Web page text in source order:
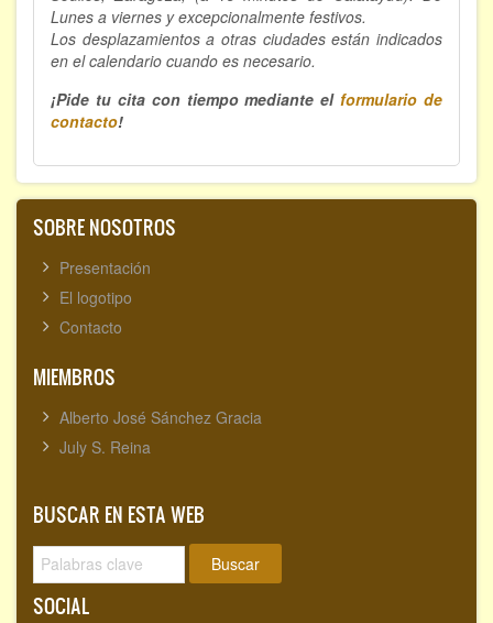
Lunes a viernes y excepcionalmente festivos.
Los desplazamientos a otras ciudades están indicados
en el calendario cuando es necesario.
¡Pide tu cita con tiempo mediante el formulario de
contacto!
SOBRE NOSOTROS
Presentación
El logotipo
Contacto
MIEMBROS
Alberto José Sánchez Gracia
July S. Reina
BUSCAR EN ESTA WEB
Buscar
SOCIAL